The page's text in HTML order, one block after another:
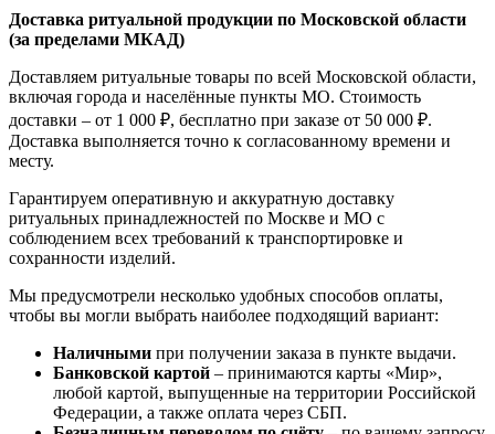
Доставка ритуальной продукции по Московской области
(за пределами МКАД)
Доставляем ритуальные товары по всей Московской области,
включая города и населённые пункты МО. Стоимость
доставки – от 1 000 ₽, бесплатно при заказе от 50 000 ₽.
Доставка выполняется точно к согласованному времени и
месту.
Гарантируем оперативную и аккуратную доставку
ритуальных принадлежностей по Москве и МО с
соблюдением всех требований к транспортировке и
сохранности изделий.
Мы предусмотрели несколько удобных способов оплаты,
чтобы вы могли выбрать наиболее подходящий вариант:
Наличными при получении заказа в пункте выдачи.
Банковской картой – принимаются карты «Мир»,
любой картой, выпущенные на территории Российской
Федерации, а также оплата через СБП.